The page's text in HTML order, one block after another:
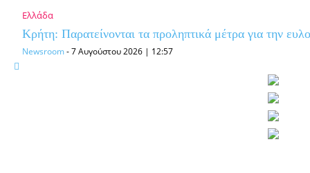
Ελλάδα
Κρήτη: Παρατείνονται τα προληπτικά μέτρα για την
Newsroom-7 Αυγούστου 2026 | 12:57